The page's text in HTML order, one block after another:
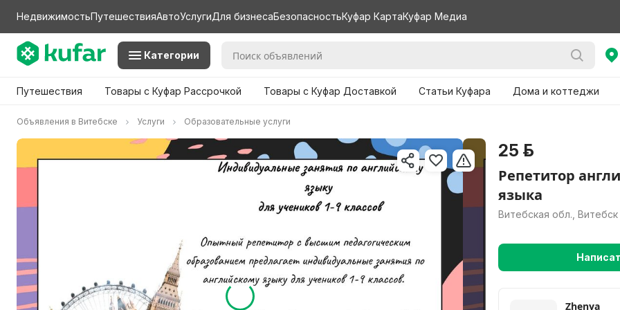
НедвижимостьПутешествияАвтоУслугиДля бизнесаБезопасностьКуфар КартаКуфар Медиа
Категории
Путешествия Товары с Куфар Рассрочкой Товары с Куфар Доставкой Статьи Куфара Дома и коттеджи
Объявления в Витебске Услуги Образовательные услуги
25 р.
Репетитор
языка
Витебская обл., Витебск
Zhenya